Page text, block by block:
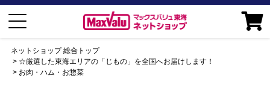
ネットショップ 総合トップ
☆厳選した東海エリアの「じもの」を全国へお届けします！
お肉・ハム・お惣菜